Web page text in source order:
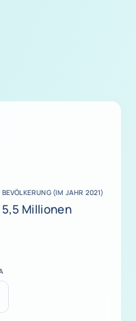
BEVÖLKERUNG (IM JAHR 2021)
5,5 Millionen